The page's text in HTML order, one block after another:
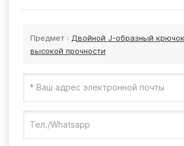
Предмет : Двойной J-образный
высокой прочности